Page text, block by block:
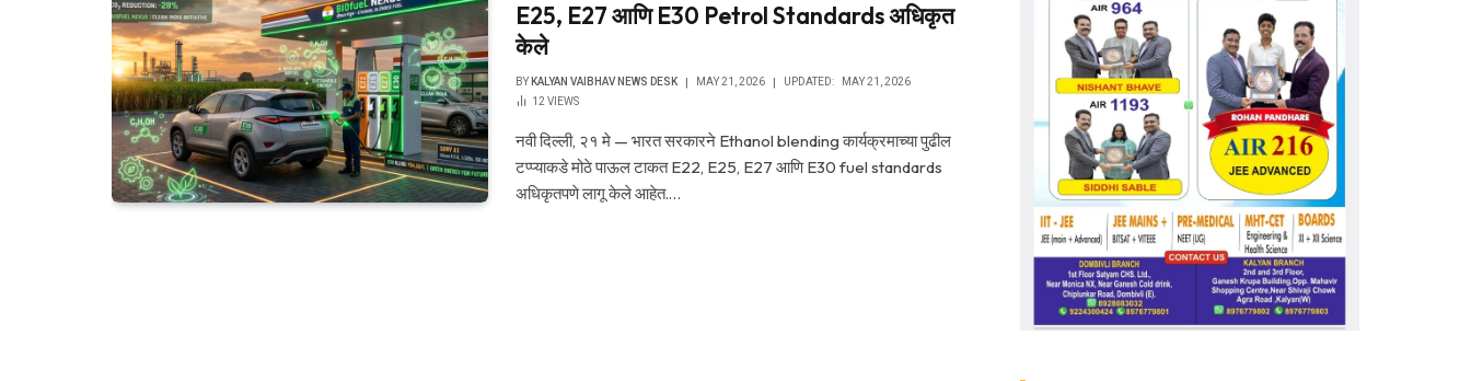
E25, E27 आणि E30 Petrol Standards अधिकृत
केले
BY KALYAN VAIBHAV NEWS DESK MAY 21, 2026 UPDATED:
MAY 21, 2026
12VIEWS
नवी दिल्ली, २१ मे — भारत सरकारने Ethanol blending कार्यक्रमाच्या पुढील
टप्प्याकडे मोठे पाऊल टाकत E22, E25, E27 आणि E30 fuel standards
अधिकृतपणे लागू केले आहेत.…